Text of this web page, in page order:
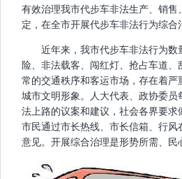
有效治理我市代步车非法生产、销售
定，在全市开展代步车非法行为综合
近年来，我市代步车非法行为数
险、非法载客、闯红灯、抢占车道
常的交通秩序和客运市场，存在着严
城市文明形象。人大代表、政协委员
法上路的议案和建议，社会各界要求
市民通过市长热线、市长信箱、行风
意见。开展综合治理是形势所需、民